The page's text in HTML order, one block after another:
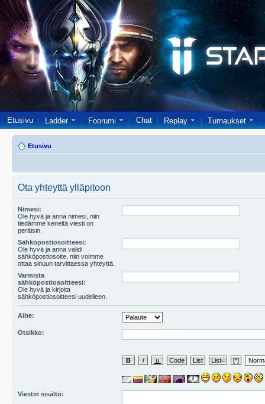
Etusivu Ladder Foorumi Chat Replay Turnaukset
Etusivu
Ota yhteyttä ylläpitoon
Nimesi:
Ole hyvä ja anna nimesi, niin
tiedämme keneltä viesti on
peräisin.
Sähköpostiosoitteesi:
Ole hyvä ja anna validi
sähköpostiosoite, niin voimme
ottaa sinuun tarvittaessa yhteyttä.
Varmista
sähköpostiosoitteesi:
Ole hyvä ja kirjoita
sähköpostiosoitteesi uudelleen.
Aihe:
Otsikko:
Viestin sisältö: